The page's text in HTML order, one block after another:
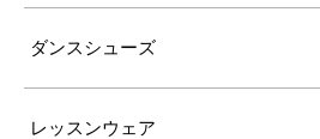
ダンスシューズ
レッスンウェア